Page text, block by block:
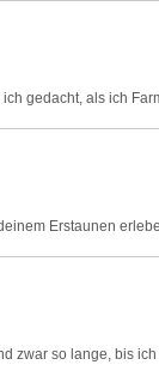
gedacht, als ich
Erstaunen
zwar so lange, bis